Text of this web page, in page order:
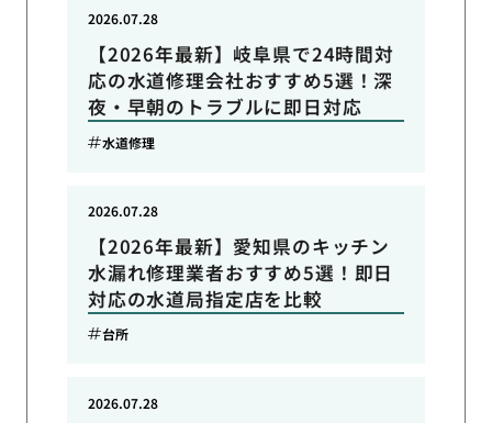
【2026年最新】岐阜県で24時間対
応の水道修理会社おすすめ5選！深
夜・早朝のトラブルに即日対応
2026.07.28
水道修理
【2026年最新】愛知県のキッチン
水漏れ修理業者おすすめ5選！即日
対応の水道局指定店を比較
2026.07.28
台所
2026.07.28